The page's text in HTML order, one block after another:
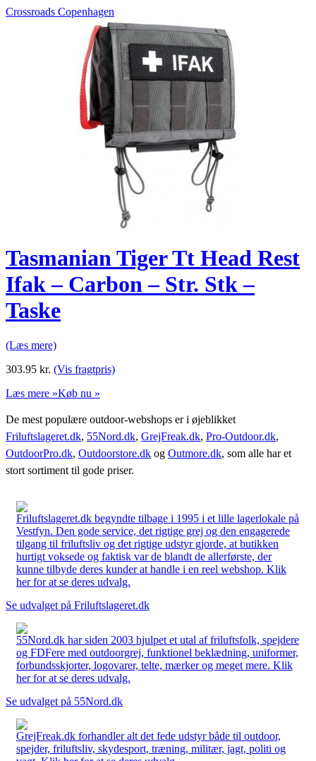
Crossroads Copenhagen
Tasmanian Tiger Tt Head Rest
Ifak – Carbon – Str. Stk –
Taske
(Læs mere)
303.95 kr. (Vis fragtpris)
Læs mere »Køb nu »
De mest populære outdoor-webshops er i øjeblikket
Friluftslageret.dk, 55Nord.dk, GrejFreak.dk, Pro-Outdoor.dk,
OutdoorPro.dk, Outdoorstore.dk og Outmore.dk, som alle har et
stort sortiment til gode priser.
Friluftslageret.dk begyndte tilbage i 1995 i et lille lagerlokale på
Vestfyn. Den gode service, det rigtige grej og den engagerede
tilgang til friluftsliv og det rigtige udstyr gjorde, at butikken
hurtigt voksede og faktisk var de blandt de allerførste, der
kunne tilbyde deres kunder at handle i en reel webshop. Klik
her for at se deres udvalg.
Se udvalget på Friluftslageret.dk
55Nord.dk har siden 2003 hjulpet et utal af friluftsfolk, spejdere
og FDFere med outdoorgrej, funktionel beklædning, uniformer,
forbundsskjorter, logovarer, telte, mærker og meget mere. Klik
her for at se deres udvalg.
Se udvalget på 55Nord.dk
GrejFreak.dk forhandler alt det fede udstyr både til outdoor,
spejder, friluftsliv, skydesport, træning, militær, jagt, politi og